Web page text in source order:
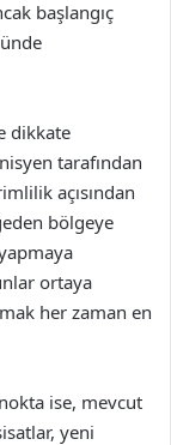
başlangıç
dikkate
tarafından
açısından
bölgeye
ortaya
her zaman en
ise, mevcut
yeni